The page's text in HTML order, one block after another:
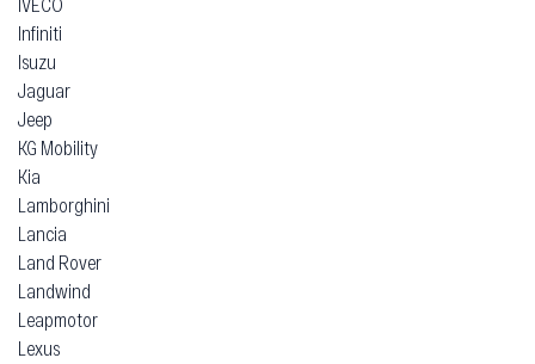
IVECO
Infiniti
Isuzu
Jaguar
Jeep
KG Mobility
Kia
Lamborghini
Lancia
Land Rover
Landwind
Leapmotor
Lexus